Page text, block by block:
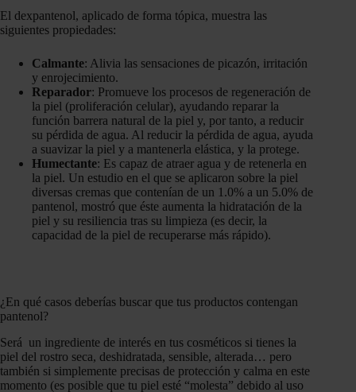
El dexpantenol, aplicado de forma tópica, muestra las
siguientes propiedades:
Calmante: Alivia las sensaciones de picazón, irritación
y enrojecimiento.
Reparador: Promueve los procesos de regeneración de
la piel (proliferación celular), ayudando reparar la
función barrera natural de la piel y, por tanto, a reducir
su pérdida de agua. Al reducir la pérdida de agua, ayuda
a suavizar la piel y a mantenerla elástica, y la protege.
Humectante: Es capaz de atraer agua y de retenerla en
la piel. Un estudio en el que se aplicaron sobre la piel
diversas cremas que contenían de un 1.0% a un 5.0% de
pantenol, mostró que éste aumenta la hidratación de la
piel y su resiliencia tras su limpieza (es decir, la
capacidad de la piel de recuperarse más rápido).
¿En qué casos deberías buscar que tus productos contengan
pantenol?
Será un ingrediente de interés en tus cosméticos si tienes la
piel del rostro seca, deshidratada, sensible, alterada… pero
también si simplemente precisas de protección y calma en este
momento (es posible que tu piel esté “molesta” debido al uso